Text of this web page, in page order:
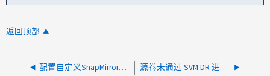
返回顶部
配置自定义SnapMirror策略后、源快照无法复制到目标卷 源卷未通过 SVM DR 进行复制